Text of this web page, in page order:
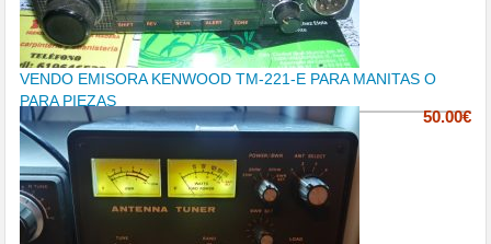
VENDO EMISORA KENWOOD TM-221-E PARA MANITAS O
PARA PIEZAS
50.00€